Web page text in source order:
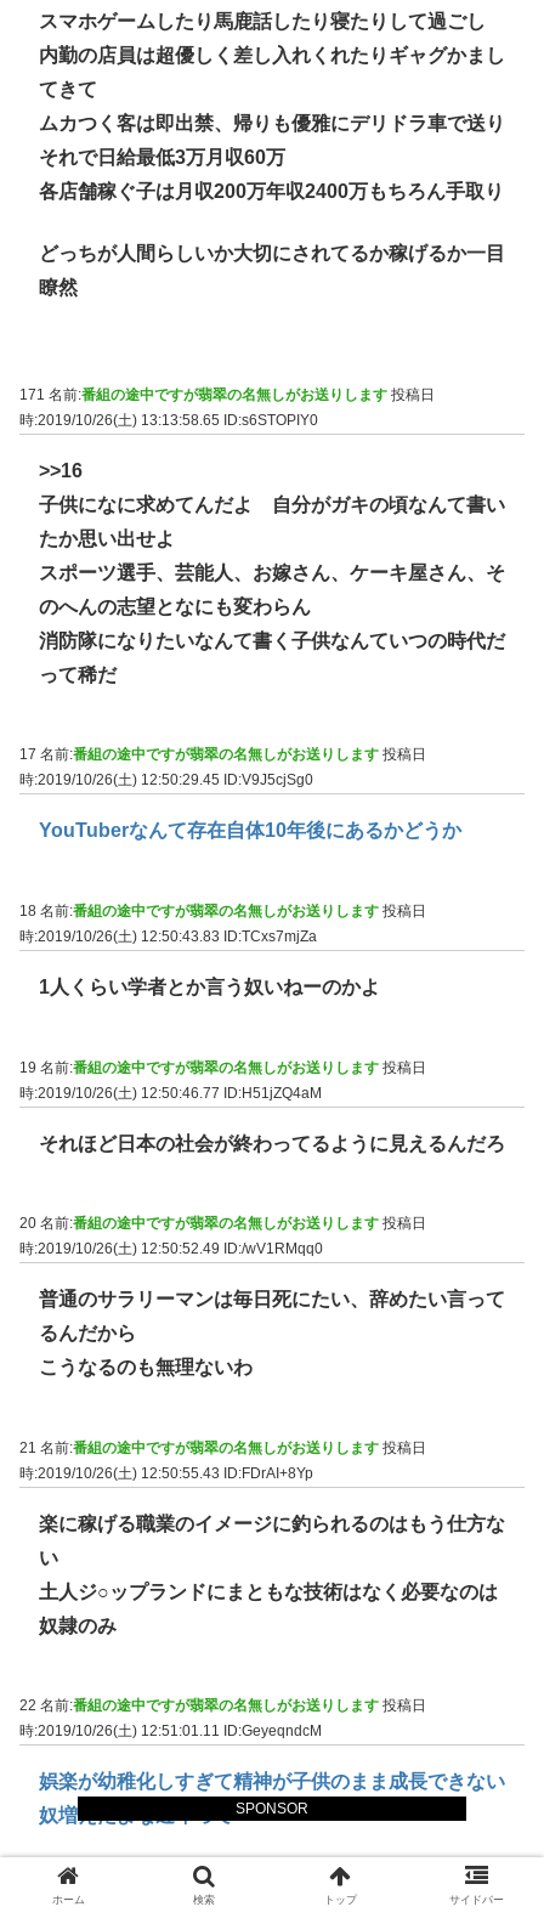
SPONSOR
スマホゲームしたり馬鹿話したり寝たりして過ごし
内勤の店員は超優しく差し入れくれたりギャグかまし
てきて
ムカつく客は即出禁、帰りも優雅にデリドラ車で送り
それで日給最低3万月収60万
各店舗稼ぐ子は月収200万年収2400万もちろん手取り
どっちが人間らしいか大切にされてるか稼げるか一目
瞭然
171 名前:番組の途中ですが翡翠の名無しがお送りします 投稿日
時:2019/10/26(土) 13:13:58.65 ID:s6STOPIY0
>>16
子供になに求めてんだよ 自分がガキの頃なんて書い
たか思い出せよ
スポーツ選手、芸能人、お嫁さん、ケーキ屋さん、そ
のへんの志望となにも変わらん
消防隊になりたいなんて書く子供なんていつの時代だ
って稀だ
17 名前:番組の途中ですが翡翠の名無しがお送りします 投稿日
時:2019/10/26(土) 12:50:29.45
ID:V9J5cjSg0
YouTuberなんて存在自体10年後にあるかどうか
18 名前:番組の途中ですが翡翠の名無しがお送りします 投稿日
時:2019/10/26(土) 12:50:43.83
ID:TCxs7mjZa
1人くらい学者とか言う奴いねーのかよ
19 名前:番組の途中ですが翡翠の名無しがお送りします 投稿日
時:2019/10/26(土) 12:50:46.77 ID:H51jZQ4aM
それほど日本の社会が終わってるように見えるんだろ
20 名前:番組の途中ですが翡翠の名無しがお送りします 投稿日
時:2019/10/26(土) 12:50:52.49
ID:/wV1RMqq0
普通のサラリーマンは毎日死にたい、辞めたい言って
るんだから
こうなるのも無理ないわ
21 名前:番組の途中ですが翡翠の名無しがお送りします 投稿日
時:2019/10/26(土) 12:50:55.43 ID:FDrAI+8Yp
楽に稼げる職業のイメージに釣られるのはもう仕方な
い
土人ジ○ップランドにまともな技術はなく必要なのは
奴隷のみ
22 名前:番組の途中ですが翡翠の名無しがお送りします 投稿日
時:2019/10/26(土) 12:51:01.11
ID:GeyeqndcM
娯楽が幼稚化しすぎて精神が子供のまま成長できない
奴増えたよな近年って
23 名前:番組の途中ですが翡翠の名無しがお送りします
ホーム 検索 トップ サイドバー